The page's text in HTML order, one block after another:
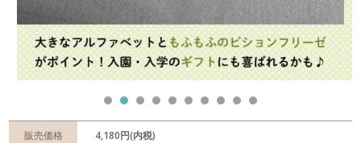
販売価格 4,180円(内税)